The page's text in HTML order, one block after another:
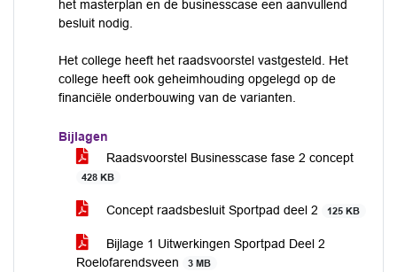
het masterplan en de businesscase een aanvullend
besluit nodig.
Het college heeft het raadsvoorstel vastgesteld. Het
college heeft ook geheimhouding opgelegd op de
financiële onderbouwing van de varianten.
Bijlagen
Raadsvoorstel Businesscase fase 2 concept
428 KB
Concept raadsbesluit Sportpad deel 2 125 KB
Bijlage 1 Uitwerkingen Sportpad Deel 2
Roelofarendsveen
3 MB